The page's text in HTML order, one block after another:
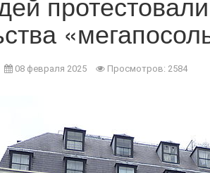
08 февраля 2025 Просмотров: 2584